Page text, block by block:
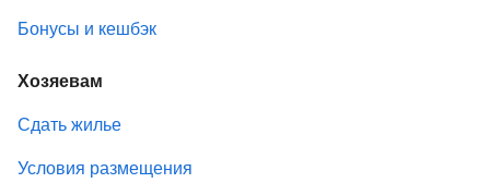
Бонусы и кешбэк
Хозяевам
Сдать жилье
Условия размещения